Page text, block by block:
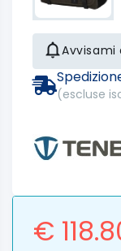
Avvisami
(escluse
€